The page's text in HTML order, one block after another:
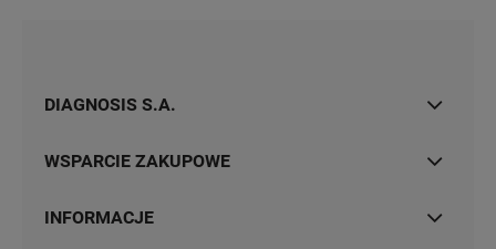
DIAGNOSIS S.A.
WSPARCIE ZAKUPOWE
INFORMACJE